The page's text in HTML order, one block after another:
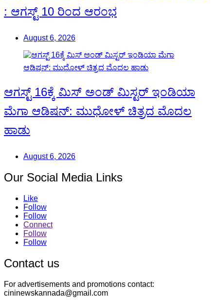
: ಆಗಸ್ಟ್ 10 ರಿಂದ ಆರಂಭ
August 6, 2026
ಆಗಸ್ಟ್ 16ಕ್ಕೆ ಮಿಸ್ ಅಂಡ್ ಮಿಸ್ಟರ್ ಇಂಡಿಯಾ
ಮೆಗಾ ಆಡಿಷನ್: ಮುಧೋಳ್ ಚಿತ್ರದ ಮೊದಲ
ಹಾಡು
August 6, 2026
Our Social Media Links
Like
Follow
Follow
Connect
Follow
Follow
Contact us
For advertisements and promotions contact:
cininewskannada@gmail.com